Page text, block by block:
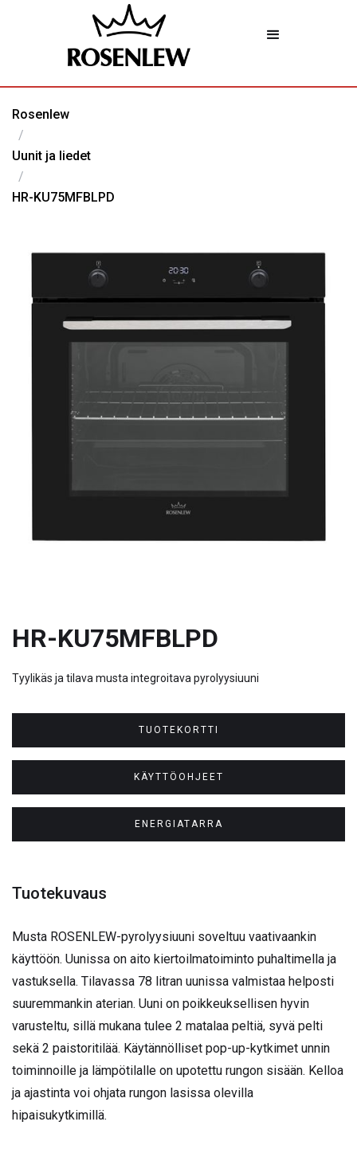
Rosenlew
/
Uunit ja liedet
/
HR-KU75MFBLPD
HR-KU75MFBLPD
Tyylikäs ja tilava musta integroitava pyrolyysiuuni
TUOTEKORTTI
KÄYTTÖOHJEET
ENERGIATARRA
Tuotekuvaus
Musta ROSENLEW-pyrolyysiuuni soveltuu vaativaankin
käyttöön. Uunissa on aito kiertoilmatoiminto puhaltimella ja
vastuksella. Tilavassa 78 litran uunissa valmistaa helposti
suuremmankin aterian. Uuni on poikkeuksellisen hyvin
varusteltu, sillä mukana tulee 2 matalaa peltiä, syvä pelti
sekä 2 paistoritilää. Käytännölliset pop-up-kytkimet unnin
toiminnoille ja lämpötilalle on upotettu rungon sisään. Kelloa
ja ajastinta voi ohjata rungon lasissa olevilla
hipaisukytkimillä.